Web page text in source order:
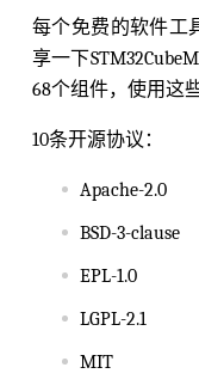
每个免费的软件工
享一下
68个组件，使用这
10条开源协议：
Apache-2.0
BSD-3-clause
EPL-1.0
LGPL-2.1
MIT